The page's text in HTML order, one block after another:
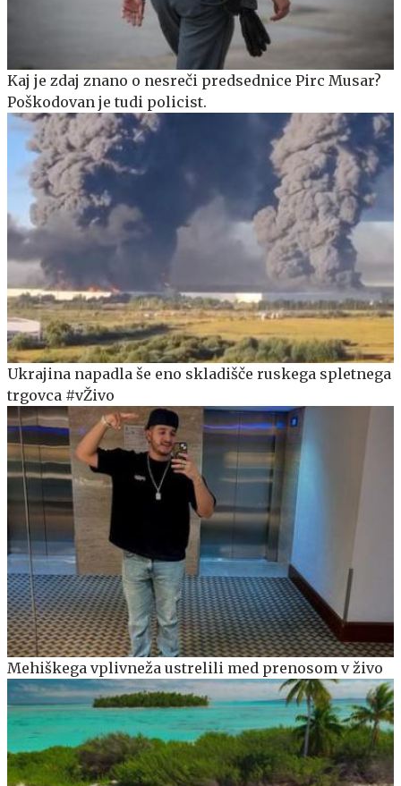
Kaj je zdaj znano o nesreči predsednice Pirc Musar?
Poškodovan je tudi policist.
Ukrajina napadla še eno skladišče ruskega spletnega
trgovca #vŽivo
Mehiškega vplivneža ustrelili med prenosom v živo